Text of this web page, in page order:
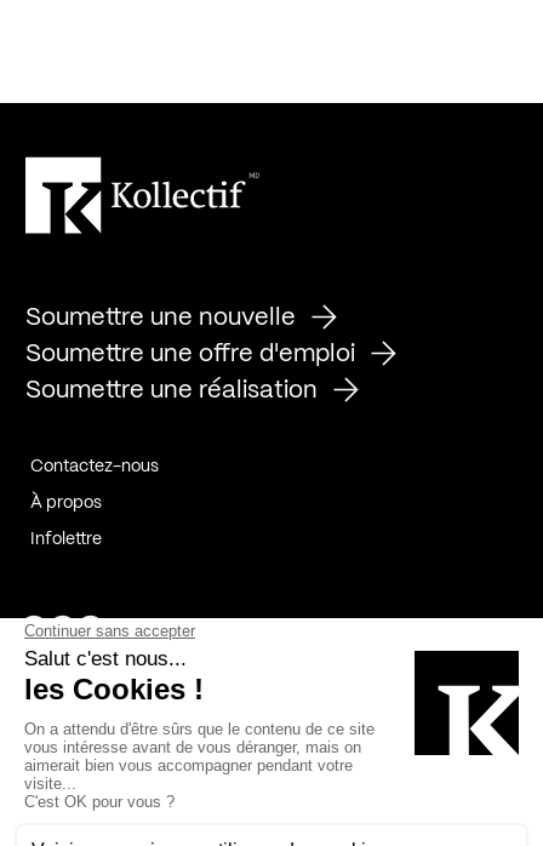
Soumettre une nouvelle
Soumettre une offre d'emploi
Soumettre une réalisation
Contactez-nous
À propos
Infolettre
Page Facebook de Kollectif
Page Instagram de Kollectif
Page Linkedin de Kollectif
Bâtiment-Durable-Québec-1
Esquisses-1IRAC-1